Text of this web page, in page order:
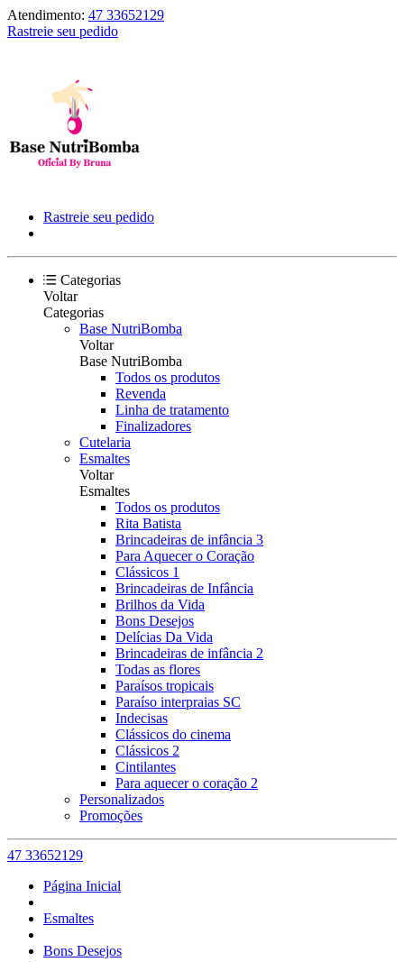
Atendimento: 47 33652129
Rastreie seu pedido
Rastreie seu pedido
Categorias
Voltar
Categorias
Base NutriBomba
Voltar
Base NutriBomba
Todos os produtos
Revenda
Linha de tratamento
Finalizadores
Cutelaria
Esmaltes
Voltar
Esmaltes
Todos os produtos
Rita Batista
Brincadeiras de infância 3
Para Aquecer o Coração
Clássicos 1
Brincadeiras de Infância
Brilhos da Vida
Bons Desejos
Delícias Da Vida
Brincadeiras de infância 2
Todas as flores
Paraísos tropicais
Paraíso interpraias SC
Indecisas
Clássicos do cinema
Clássicos 2
Cintilantes
Para aquecer o coração 2
Personalizados
Promoções
47 33652129
Página Inicial
Esmaltes
Bons Desejos